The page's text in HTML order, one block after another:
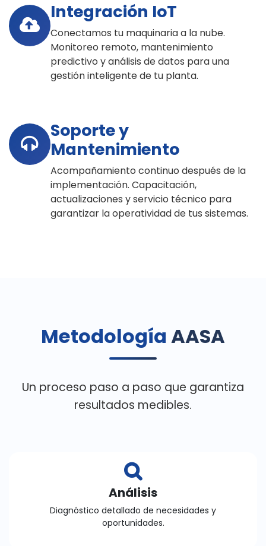
Integración IoT
Conectamos tu maquinaria a la nube.
Monitoreo remoto, mantenimiento
predictivo y análisis de datos para una
gestión inteligente de tu planta.
Soporte y
Mantenimiento
Acompañamiento continuo después de la
implementación. Capacitación,
actualizaciones y servicio técnico para
garantizar la operatividad de tus sistemas.
Metodología AASA
Un proceso paso a paso que garantiza
resultados medibles.
Análisis
Diagnóstico detallado de necesidades y
oportunidades.